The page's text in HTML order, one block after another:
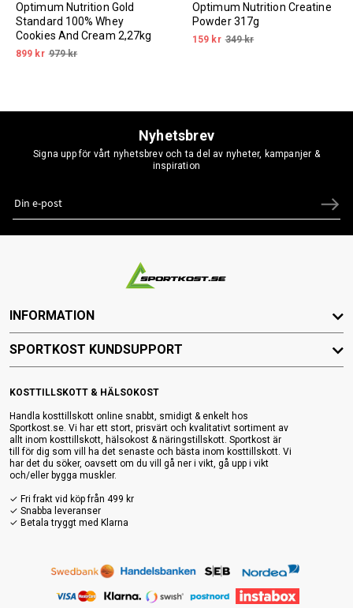
Optimum Nutrition Gold
Standard 100% Whey
Cookies And Cream 2,27kg
899 kr 979 kr
Optimum Nutrition Creatine
Powder 317g
159 kr 349 kr
Nyhetsbrev
Signa upp för vårt nyhetsbrev och ta del av nyheter, kampanjer &
inspiration
KOSTTILLSKOTT & HÄLSOKOST
Handla kosttillskott online snabbt, smidigt & enkelt hos
Sportkost.se. Vi har ett stort, prisvärt och kvalitativt sortiment av
allt inom kosttillskott, hälsokost & näringstillskott. Sportkost är
till för dig som vill ha det senaste och bästa inom kosttillskott. Vi
har det du söker, oavsett om du vill gå ner i vikt, gå upp i vikt
och/eller bygga muskler.
✓ Fri frakt vid köp från 499 kr
✓ Snabba leveranser
✓ Betala tryggt med Klarna
INFORMATION
SPORTKOST KUNDSUPPORT